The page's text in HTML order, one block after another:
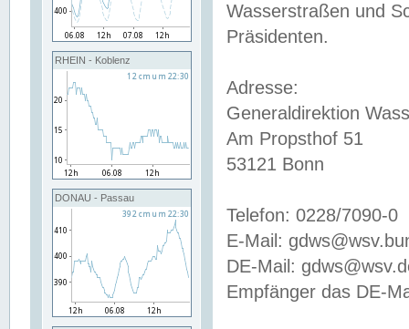
RHEIN - Koblenz
DONAU - Passau
Wasserstraßen und
Präsidenten.
Adresse:
Generaldirektion
Am Propsthof 51
53121 Bonn
Telefon: 0228/7090-0
E-Mail:
DE-Mail:
Empfänger das DE-